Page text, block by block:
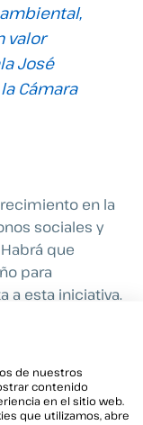
valor
José
Cámara
en la
sociales y
que
para
a esta iniciativa.
demanda
popularidad
(on-demand
Useuno de
de nuestros
contenido
en el sitio web.
que utilizamos, abre